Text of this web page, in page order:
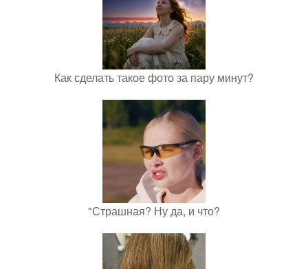
Как сделать такое фото за пару минут?
"Страшная? Ну да, и что?